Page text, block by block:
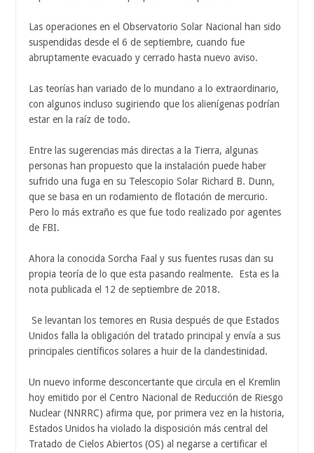
Las operaciones en el Observatorio Solar Nacional han sido
suspendidas desde el 6 de septiembre, cuando fue
abruptamente evacuado y cerrado hasta nuevo aviso.
Las teorías han variado de lo mundano a lo extraordinario,
con algunos incluso sugiriendo que los alienígenas podrían
estar en la raíz de todo.
Entre las sugerencias más directas a la Tierra, algunas
personas han propuesto que la instalación puede haber
sufrido una fuga en su Telescopio Solar Richard B. Dunn,
que se basa en un rodamiento de flotación de mercurio.
Pero lo más extraño es que fue todo realizado por agentes
de FBI.
Ahora la conocida Sorcha Faal y sus fuentes rusas dan su
propia teoría de lo que esta pasando realmente. Esta es la
nota publicada el 12 de septiembre de 2018.
Se levantan los temores en Rusia después de que Estados
Unidos falla la obligación del tratado principal y envía a sus
principales científicos solares a huir de la clandestinidad.
Un nuevo informe desconcertante que circula en el Kremlin
hoy emitido por el Centro Nacional de Reducción de Riesgo
Nuclear (NNRRC) afirma que, por primera vez en la historia,
Estados Unidos ha violado la disposición más central del
Tratado de Cielos Abiertos (OS) al negarse a certificar el